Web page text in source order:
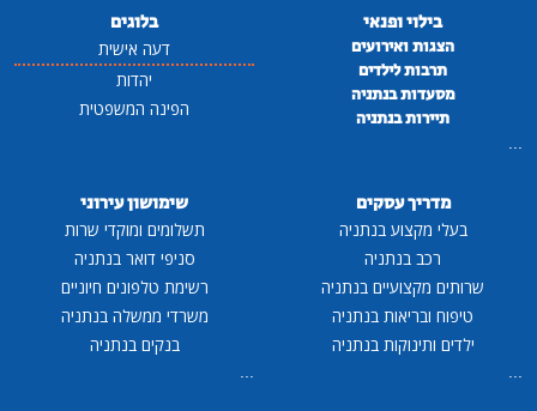
בילוי ופנאי
הצגות ואירועים
תרבות לילדים
מסעדות בנתניה
תיירות בנתניה
...
בלוגים
דעה אישית
יהדות
הפינה המשפטית
מדריך עסקים
בעלי מקצוע בנתניה
רכב בנתניה
שרותים מקצועיים בנתניה
טיפוח ובריאות בנתניה
ילדים ותינוקות בנתניה
...
שימושון עירוני
תשלומים ומוקדי שרות
סניפי דואר בנתניה
רשימת טלפונים חיוניים
משרדי ממשלה בנתניה
בנקים בנתניה
...